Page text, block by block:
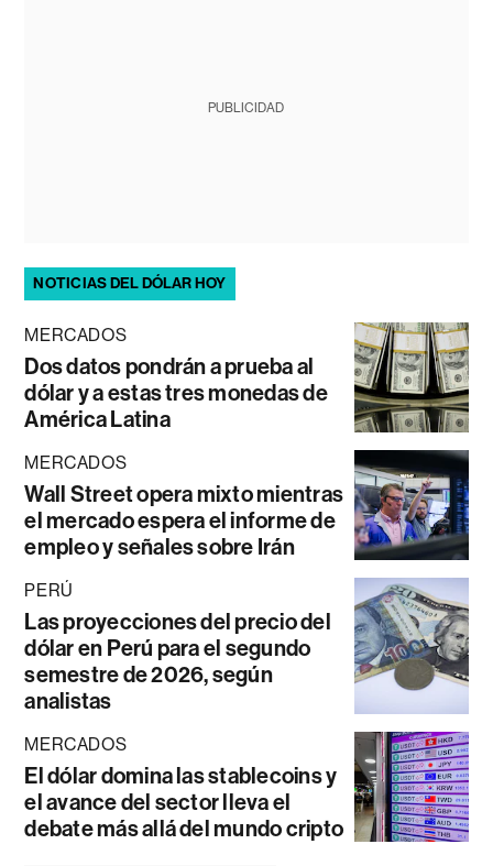
PUBLICIDAD
NOTICIAS DEL DÓLAR HOY
MERCADOS
Dos datos pondrán a prueba al
dólar y a estas tres monedas de
América Latina
MERCADOS
Wall Street opera mixto mientras
el mercado espera el informe de
empleo y señales sobre Irán
PERÚ
Las proyecciones del precio del
dólar en Perú para el segundo
semestre de 2026, según
analistas
MERCADOS
El dólar domina las stablecoins y
el avance del sector lleva el
debate más allá del mundo cripto